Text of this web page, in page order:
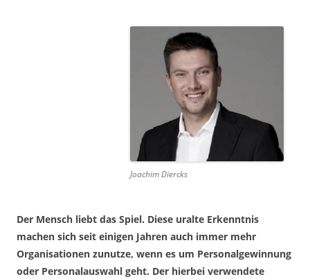
Joachim Diercks
Der Mensch liebt das Spiel. Diese uralte Erkenntnis
machen sich seit einigen Jahren auch immer mehr
Organisationen zunutze, wenn es um Personalgewinnung
oder Personalauswahl geht. Der hierbei verwendete